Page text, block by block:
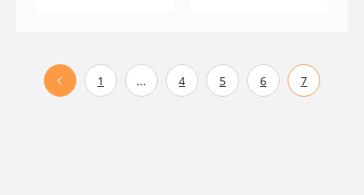
1 ... 4 5 6 7